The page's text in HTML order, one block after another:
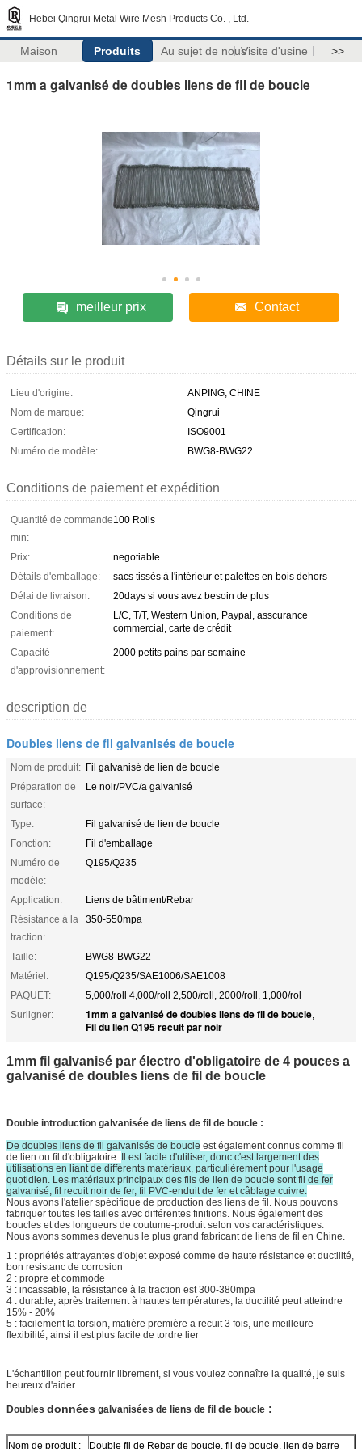
Hebei Qingrui Metal Wire Mesh Products Co. , Ltd.
Maison Produits Au sujet de nousVisite d'usine >>
1mm a galvanisé de doubles liens de fil de boucle
meilleur prix Contact
Détails sur le produit
Lieu d'origine:
ANPING, CHINE
Nom de marque:
Qingrui
Certification:
ISO9001
Numéro de modèle:
BWG8-BWG22
Conditions de paiement et expédition
Quantité de commande
min:
100 Rolls
Prix:
negotiable
Détails d'emballage:
sacs tissés à l'intérieur et palettes en bois dehors
Délai de livraison:
20days si vous avez besoin de plus
Conditions de
paiement:
L/C, T/T, Western Union, Paypal, asscurance
commercial, carte de crédit
Capacité
d'approvisionnement:
2000 petits pains par semaine
description de
Doubles liens de fil galvanisés de boucle
Nom de produit: Fil galvanisé de lien de boucle
Préparation de
surface:
Le noir/PVC/a galvanisé
Type:
Fil galvanisé de lien de boucle
Fonction:
Fil d'emballage
Numéro de
modèle:
Q195/Q235
Application:
Liens de bâtiment/Rebar
Résistance à la
traction:
350-550mpa
Taille:
BWG8-BWG22
Matériel:
Q195/Q235/SAE1006/SAE1008
PAQUET:
5,000/roll 4,000/roll 2,500/roll, 2000/roll, 1,000/rol
Surligner:
1mm a galvanisé de doubles liens de fil de boucle,
Fil du lien Q195 recuit par noir
1mm fil galvanisé par électro d'obligatoire de 4 pouces a
galvanisé de doubles liens de fil de boucle
Double introduction galvanisée de liens de fil de boucle :
De doubles liens de fil galvanisés de boucle est également connus comme fil
de lien ou fil d'obligatoire. Il est facile d'utiliser, donc c'est largement des
utilisations en liant de différents matériaux, particulièrement pour l'usage
quotidien. Les matériaux principaux des fils de lien de boucle sont fil de fer
galvanisé, fil recuit noir de fer, fil PVC-enduit de fer et câblage cuivre.
Nous avons l'atelier spécifique de production des liens de fil. Nous pouvons
fabriquer toutes les tailles avec différentes finitions. Nous également des
boucles et des longueurs de coutume-produit selon vos caractéristiques.
Nous avons sommes devenus le plus grand fabricant de liens de fil en Chine.
1 : propriétés attrayantes d'objet exposé comme de haute résistance et ductilité,
bon resistanc de corrosion
2 : propre et commode
3 : incassable, la résistance à la traction est 300-380mpa
4 : durable, après traitement à hautes températures, la ductilité peut atteindre
15% - 20%
5 : facilement la torsion, matière première a recuit 3 fois, une meilleure
flexibilité, ainsi il est plus facile de tordre lier
L'échantillon peut fournir librement, si vous voulez connaître la qualité, je suis
heureux d'aider
Doubles données galvanisées de liens de fil de boucle :
Nom de produit : Double fil de Rebar de boucle, fil de boucle, lien de barre